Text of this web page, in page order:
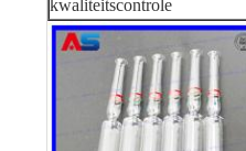
kwaliteitscontrole